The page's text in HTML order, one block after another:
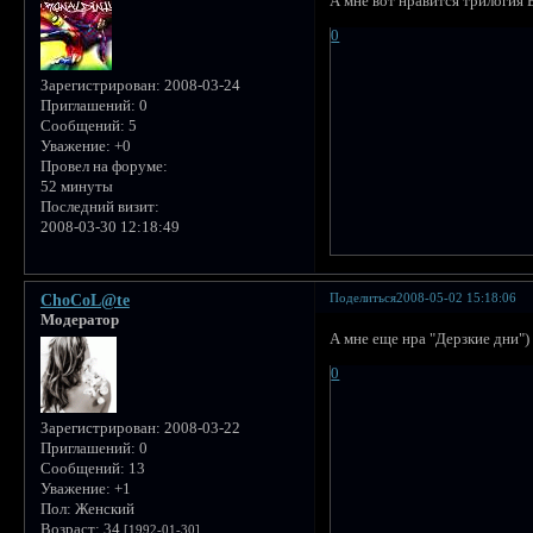
Зарегистрирован: 2008-03-24
Приглашений: 0
Сообщений: 5
Уважение: +0
Провел на форуме:
52 минуты
Последний визит:
2008-03-30 12:18:49
0
Поделиться2008-05-02 15:18:06
ChoCoL@te
Модератор
Зарегистрирован: 2008-03-22
Приглашений: 0
Сообщений: 13
Уважение: +1
Пол: Женский
[1992-01-30]
А мне еще нра "Дерзкие дни")
0